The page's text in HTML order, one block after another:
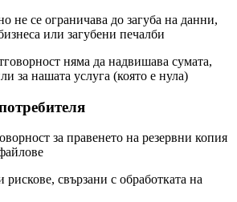
не се ограничава до загуба на данни,
или загубени печалби
няма да надвишава сумата,
за нашата услуга (която е нула)
за правенето на резервни копия
свързани с обработката на